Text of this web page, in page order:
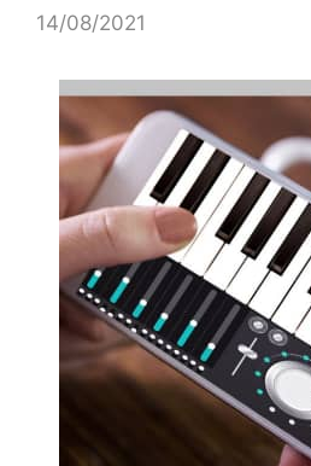
14/08/2021